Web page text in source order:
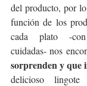
del producto, por
función de los
cada plato -con
cuidadas- nos
sorprenden y que
delicioso